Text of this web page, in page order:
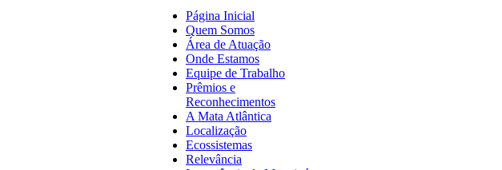
Página Inicial
Quem Somos
Área de Atuação
Onde Estamos
Equipe de Trabalho
Prêmios e
Reconhecimentos
A Mata Atlântica
Localização
Ecossistemas
Relevância